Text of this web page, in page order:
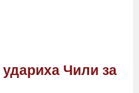
Чили за